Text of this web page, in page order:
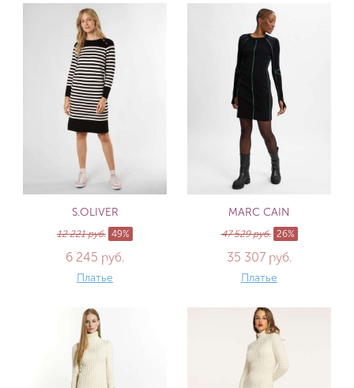
S.OLIVER
12 221 руб. 49%
6 245 руб.
Платье
MARC CAIN
47 529 руб. 26%
35 307 руб.
Платье